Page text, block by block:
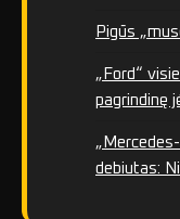
Pigūs
„Ford“
pagrindinę
debiutas: